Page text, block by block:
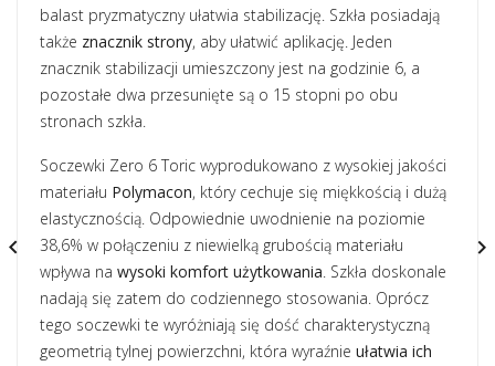
balast pryzmatyczny ułatwia stabilizację. Szkła posiadają
także znacznik strony, aby ułatwić aplikację. Jeden
znacznik stabilizacji umieszczony jest na godzinie 6, a
pozostałe dwa przesunięte są o 15 stopni po obu
stronach szkła.
Soczewki Zero 6 Toric wyprodukowano z wysokiej jakości
materiału Polymacon, który cechuje się miękkością i dużą
elastycznością. Odpowiednie uwodnienie na poziomie
38,6% w połączeniu z niewielką grubością materiału
wpływa na wysoki komfort użytkowania. Szkła doskonale
nadają się zatem do codziennego stosowania. Oprócz
tego soczewki te wyróżniają się dość charakterystyczną
geometrią tylnej powierzchni, która wyraźnie ułatwia ich
 